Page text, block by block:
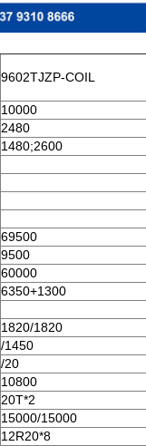
9602TJZP-COIL
10000
2480
1480;2600
69500
9500
60000
6350+1300
1820/1820
/1450
/20
10800
20T*2
15000/15000
12R20*8